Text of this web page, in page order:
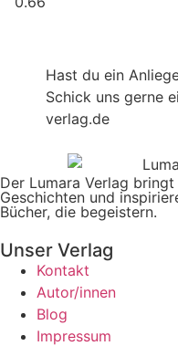
Hast du ein
Schick uns gerne
verlag.de
Der Lumara Verlag
Geschichten und
Bücher, die begeistern.
Unser Verlag
Kontakt
Autor/innen
Blog
Impressum